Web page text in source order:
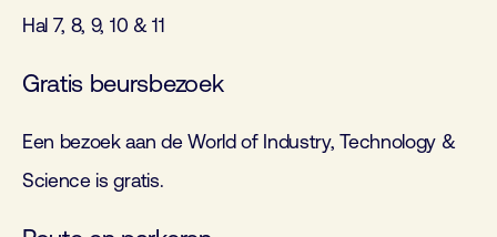
Hal 7, 8, 9, 10 & 11
Gratis beursbezoek
Een bezoek aan de World of Industry, Technology &
Science is gratis.